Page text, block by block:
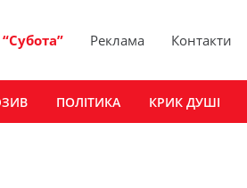
Реклама Контакти
ПОЛІТИКА КРИК ДУШІ